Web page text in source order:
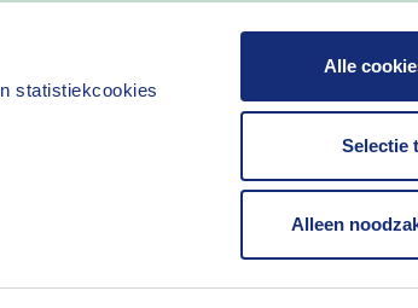
statistiekcookies
Alle
Selectie
Alleen